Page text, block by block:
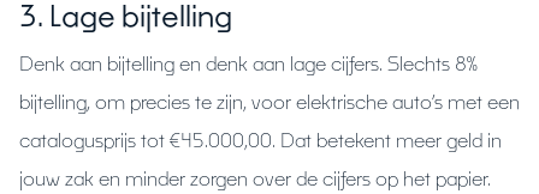
3. Lage bijtelling
Denk aan bijtelling en denk aan lage cijfers. Slechts 8%
bijtelling, om precies te zijn, voor elektrische auto’s met een
catalogusprijs tot €45.000,00. Dat betekent meer geld in
jouw zak en minder zorgen over de cijfers op het papier.